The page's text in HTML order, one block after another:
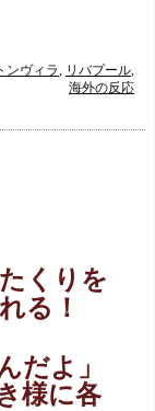
ンヴィラ, リバプール,
海外の反応
くりを
る！
だよ」
様に各